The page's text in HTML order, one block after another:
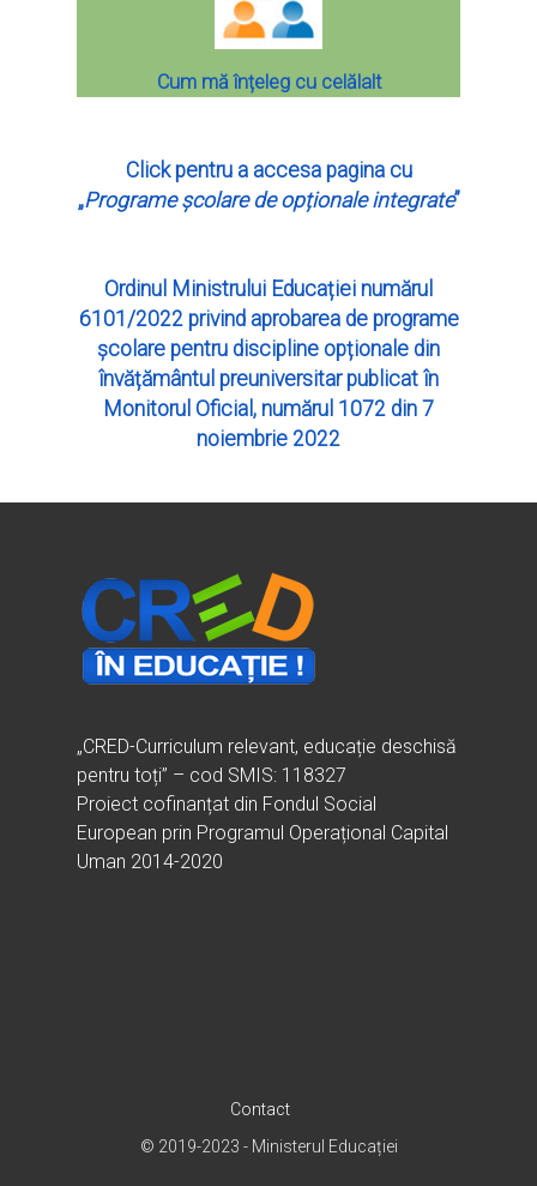
Cum mă înțeleg cu celălalt
Click pentru a accesa pagina cu
„Programe școlare de opționale integrate”
Ordinul Ministrului Educației numărul
6101/2022 privind aprobarea de programe
școlare pentru discipline opționale din
învățământul preuniversitar publicat în
Monitorul Oficial, numărul 1072 din 7
noiembrie 2022
„CRED-Curriculum relevant, educație deschisă
pentru toți” – cod SMIS: 118327
Proiect cofinanțat din Fondul Social
European prin Programul Operațional Capital
Uman 2014-2020
Contact
© 2019-2023 - Ministerul Educației